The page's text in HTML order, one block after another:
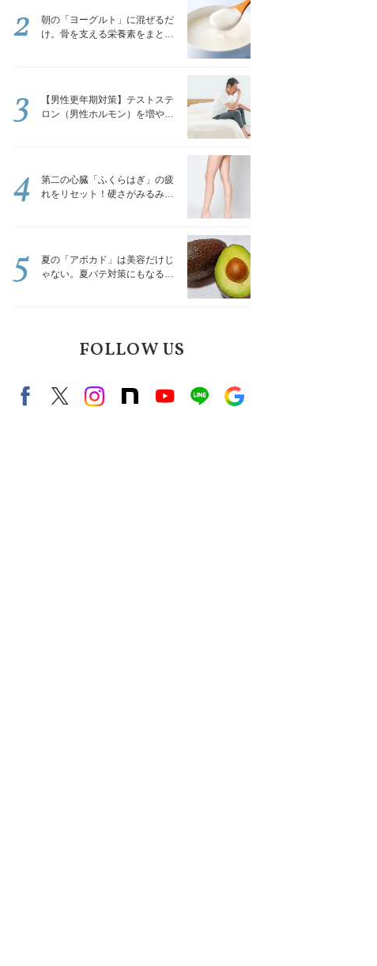
朝の「ヨーグルト」に混ぜるだ
け。骨を支える栄養素をまとめ
2
【男性更年期対策】テストステ
ロン（男性ホルモン）を増やす
3
第二の心臓「ふくらはぎ」の疲
れをリセット！硬さがみるみる
4
夏の「アボカド」は美容だけじ
ゃない。夏バテ対策にもなる意
5
FOLLOW US
FacebookX（旧twitter）
instagram
note Youtubeline